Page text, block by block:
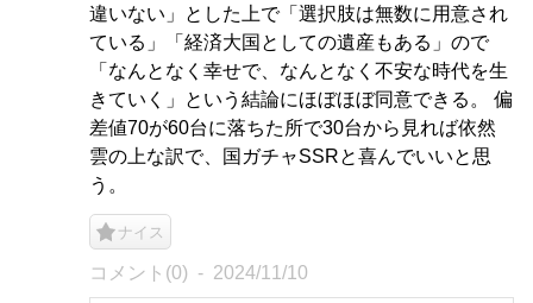
違いない」とした上で「選択肢は無数に用意され
ている」「経済大国としての遺産もある」ので
「なんとなく幸せで、なんとなく不安な時代を生
きていく」という結論にほぼほぼ同意できる。 偏
差値70が60台に落ちた所で30台から見れば依然
雲の上な訳で、国ガチャSSRと喜んでいいと思
う。
ナイス
コメント(0) 2024/11/10